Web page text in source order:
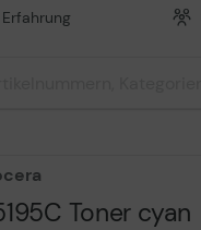
Toner cyan